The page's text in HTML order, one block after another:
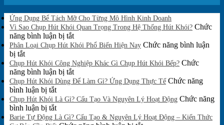
Ứng Dụng Bể Tách Mỡ Cho Từng Mô Hình Kinh Doanh
có
bình
luận
ở
Dụng
Tách
Cho
Từng
Hình
Vì Sao Chụp Hút Khói Quan Trọng Trong Hệ Thống Hút Khói? Chức
năng bình luận bị tắtở
Vì
Chụp
Hút
Khói
Trọng
Hệ
Phân Loại Chụp Hút Khói Phổ Biến Hiện Nay Chức năng bình luận
bị tắtở
Phân
Loại
Chụp
Hút
Khói
Phổ
Biến
Chụp Hút Khói Công Nghiệp Khác Gì Chụp Hút Khói Bếp? Chức
năng bình luận bị tắtở
Chụp
Khói
Nghiệp
Chụp Hút Khói Dùng Để Làm Gì? Ứng Dụng Thực Tế Chức năng
bình luận bị tắtở
Chụp
Hút
Khói
Chụp Hút Khói Là Gì? Cấu Tạo Và Nguyên Lý Hoạt Động Chức năng
bình luận bị tắtở
Chụp
Barie Tự Động Là Gì? Cấu Tạo & Nguyên Lý Hoạt Động – Kiến Thức